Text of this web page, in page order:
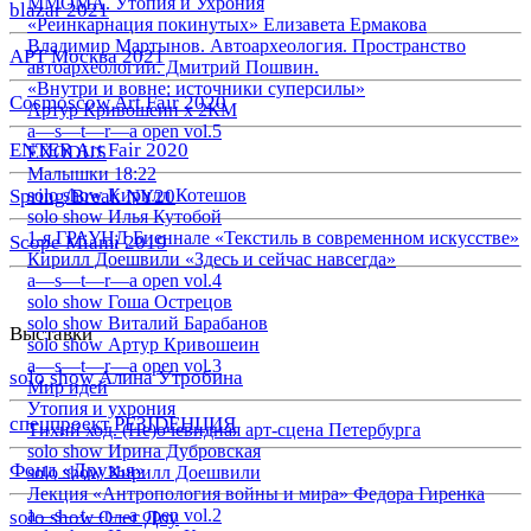
blazar 2021
АРТ Москва 2021
Cosmoscow Art Fair 2020
ENTER Art Fair 2020
Spring/Break NY20
Scope Miami 2019
Выставки
solo show Алина Утробина
спецпроект РЕЗIDЕНЦИЯ
Фонд «Друзья»
solo show Олег Доу
«Реинкарнация покинутых» Елизавета Ермакова
Владимир Мартынов. Автоархеология. Пространство
автоархеологии. Дмитрий Пошвин.
«Внутри и вовне: источники суперсилы»
Артур Кривошеин х 2КМ
a—s—t—r—a open vol.5
EXODUS
Малышки 18:22
solo show Кирилл Котешов
solo show Илья Кутобой
1-я ГРАУНД Биеннале «Текстиль в современном искусстве»
Кирилл Доешвили «Здесь и сейчас навсегда»
a—s—t—r—a open vol.4
solo show Гоша Острецов
solo show Виталий Барабанов
solo show Артур Кривошеин
a—s—t—r—a open vol.3
Мир идей
Утопия и ухрония
Тихий ход. (Не)очевидная арт-сцена Петербурга
solo show Ирина Дубровская
solo show Кирилл Доешвили
Лекция «Антропология войны и мира» Федора Гиренка
a—s—t—r—a open vol.2